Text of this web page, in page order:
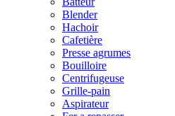
Blender
Hachoir
Cafetière
Presse agrumes
Bouilloire
Centrifugeuse
Grille-pain
Aspirateur